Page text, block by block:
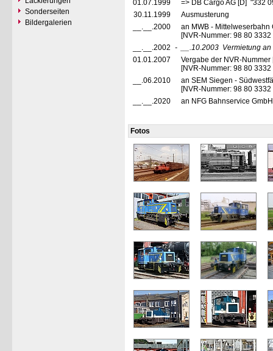
Sonderseiten
Bildergalerien
01.07.1999
=> DB Cargo AG [D] "332
30.11.1999
Ausmusterung
__.__.2000
an MWB -
[NVR-Nummer: 98 80
__.__.2002 - __.10.2003 Vermietung
01.01.2007
Vergabe der NVR-Nummer
[NVR-Nummer: 98 80
__.06.2010
an SEM Siegen -
[NVR-Nummer: 98 80
__.__.2020
an NFG Bahnservice
Fotos